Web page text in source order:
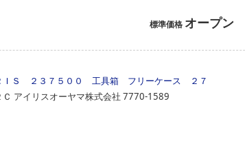
標準価格 オープン
ＩＳ ２３７５００ 工具箱 フリーケース ２７
Ｃ アイリスオーヤマ株式会社 7770-1589